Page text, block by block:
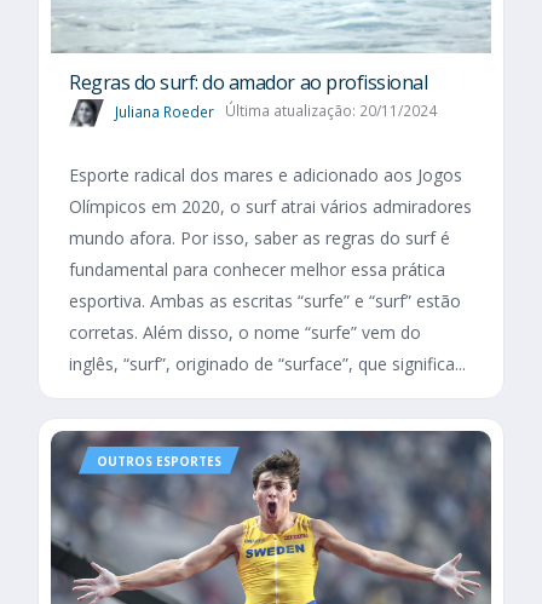
Regras do surf: do amador ao profissional
Juliana Roeder Última atualização: 20/11/2024
Esporte radical dos mares e adicionado aos Jogos
Olímpicos em 2020, o surf atrai vários admiradores
mundo afora. Por isso, saber as regras do surf é
fundamental para conhecer melhor essa prática
esportiva. Ambas as escritas “surfe” e “surf” estão
corretas. Além disso, o nome “surfe” vem do
inglês, “surf”, originado de “surface”, que significa...
OUTROS ESPORTES